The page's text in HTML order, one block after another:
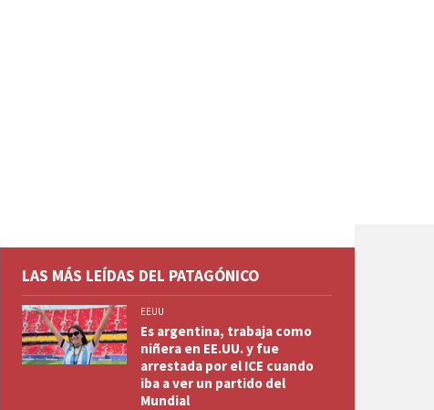
LAS MÁS LEÍDAS DEL PATAGÓNICO
EEUU
Es argentina, trabaja como
niñera en EE.UU. y fue
arrestada por el ICE cuando
iba a ver un partido del
Mundial